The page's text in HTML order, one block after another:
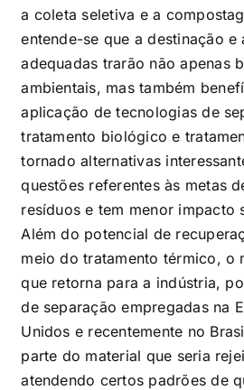
a coleta seletiva e a
entende-se que a destinação
adequadas trarão não apenas
ambientais, mas também
aplicação de tecnologias de
tratamento biológico e
tornado alternativas
questões referentes às metas
resíduos e tem menor impacto
Além do potencial de
meio do tratamento térmico, o
que retorna para a indústria,
de separação empregadas na
Unidos e recentemente no
parte do material que seria
atendendo certos padrões de